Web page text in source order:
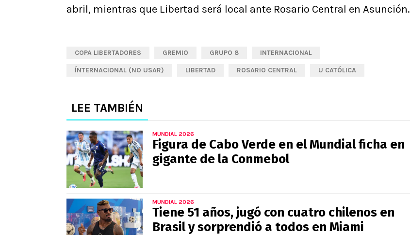
abril, mientras que Libertad será local ante Rosario Central en Asunción.
COPA LIBERTADORES GREMIO GRUPO 8 INTERNACIONAL
ÍNTERNACIONAL (NO USAR) LIBERTAD ROSARIO CENTRAL U CATÓLICA
LEE TAMBIÉN
MUNDIAL 2026
Figura de Cabo Verde en el Mundial ficha en
gigante de la Conmebol
MUNDIAL 2026
Tiene 51 años, jugó con cuatro chilenos en
Brasil y sorprendió a todos en Miami